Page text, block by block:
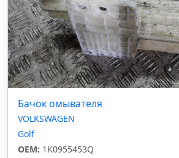
Бачок омывателя
VOLKSWAGEN
Golf
OEM: 1K0955453Q